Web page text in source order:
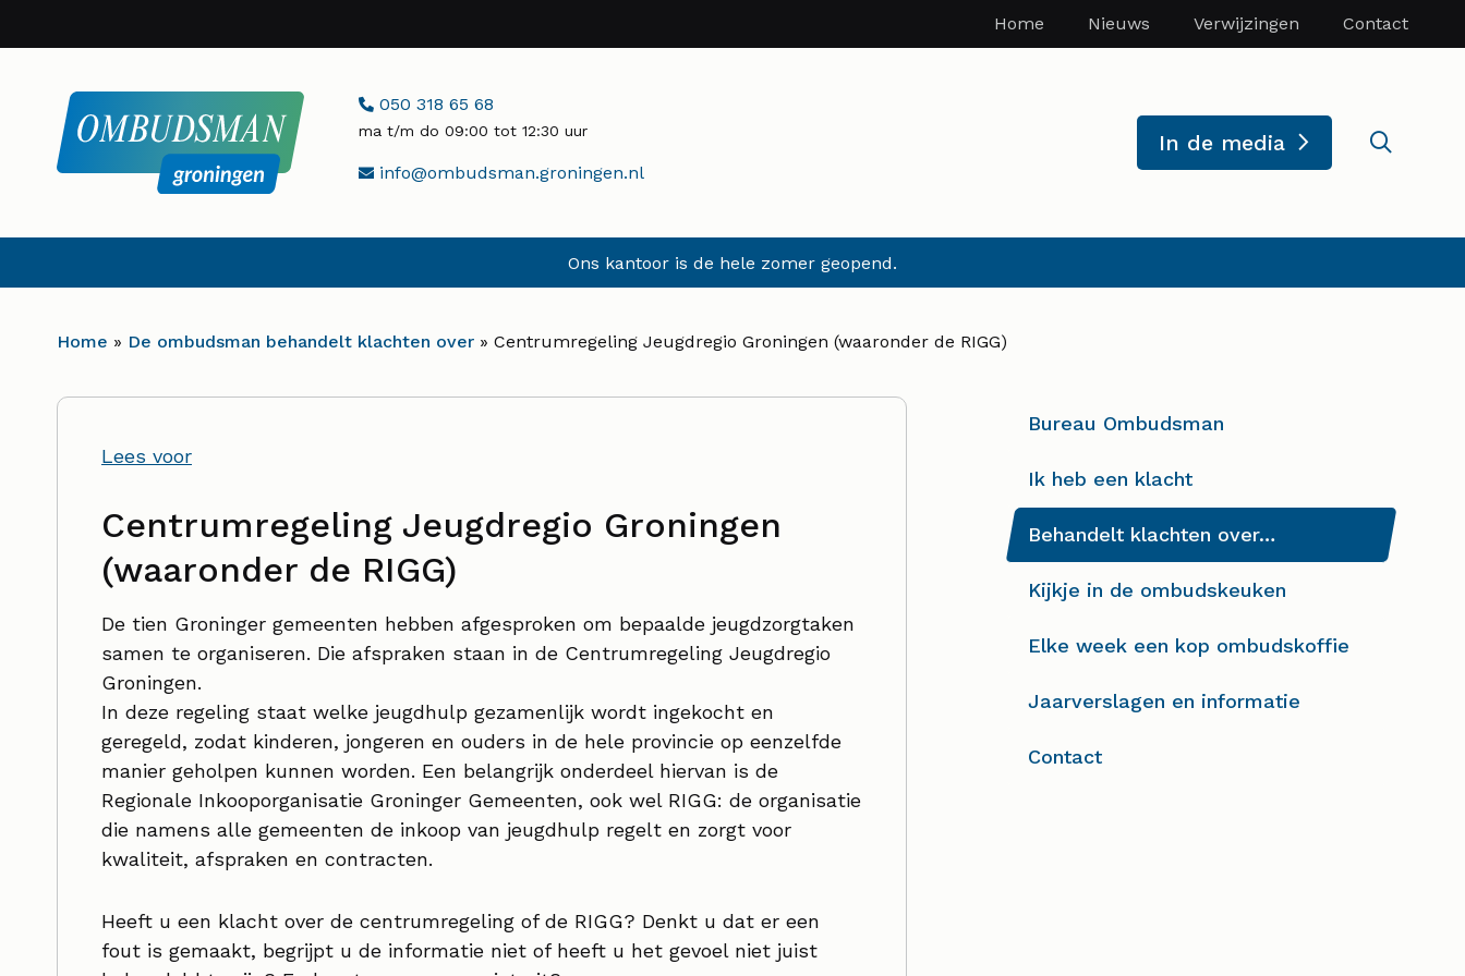
hoofdinhoud
Home Nieuws Verwijzingen Contact
Telefoonnummer:
050 318 65 68
ma t/m do 09:00 tot 12:30 uur
E-info@ombudsman.groningen.nl
In de media
Ons kantoor is de hele zomer geopend.
Home » De ombudsman behandelt klachten over » Centrumregeling Jeugdregio Groningen (waaronder de RIGG)
Lees voor
Centrumregeling Jeugdregio Groningen
(waaronder de RIGG)
De tien Groninger gemeenten hebben afgesproken om bepaalde jeugdzorgtaken
samen te organiseren. Die afspraken staan in de Centrumregeling Jeugdregio
Groningen.
In deze regeling staat welke jeugdhulp gezamenlijk wordt ingekocht en
geregeld, zodat kinderen, jongeren en ouders in de hele provincie op eenzelfde
manier geholpen kunnen worden. Een belangrijk onderdeel hiervan is de
Regionale Inkooporganisatie Groninger Gemeenten, ook wel RIGG: de organisatie
die namens alle gemeenten de inkoop van jeugdhulp regelt en zorgt voor
kwaliteit, afspraken en contracten.
Heeft u een klacht over de centrumregeling of de RIGG? Denkt u dat er een
fout is gemaakt, begrijpt u de informatie niet of heeft u het gevoel niet juist
Bureau Ombudsman
Ik heb een klacht
Behandelt klachten over…
Kijkje in de ombudskeuken
Elke week een kop ombudskoffie
Jaarverslagen en informatie
Contact